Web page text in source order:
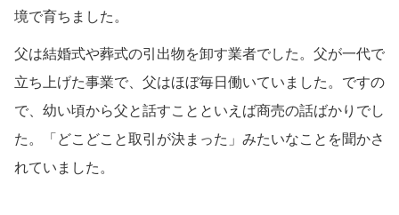
境で育ちました。
父は結婚式や葬式の引出物を卸す業者でした。父が一代で
立ち上げた事業で、父はほぼ毎日働いていました。ですの
で、幼い頃から父と話すことといえば商売の話ばかりでし
た。「どこどこと取引が決まった」みたいなことを聞かさ
れていました。